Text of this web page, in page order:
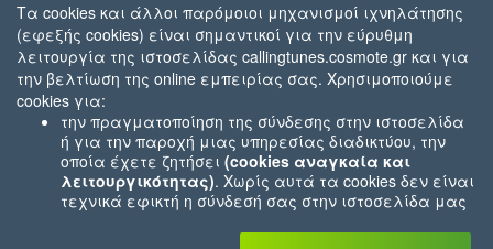
Τα cookies και άλλοι παρόμοιοι μηχανισμοί ιχνηλάτησης
(εφεξής cookies) είναι σημαντικοί για την εύρυθμη
λειτουργία της ιστοσελίδας callingtunes.cosmote.gr και για
την βελτίωση της online εμπειρίας σας. Χρησιμοποιούμε
cookies για:
την πραγματοποίηση της σύνδεσης στην ιστοσελίδα
ή για την παροχή μιας υπηρεσίας διαδικτύου, την
οποία έχετε ζητήσει (cookies αναγκαία και
λειτουργικότητας). Χωρίς αυτά τα cookies δεν είναι
τεχνικά εφικτή η σύνδεσή σας στην ιστοσελίδα μας
που εσείς μας ζητήσατε (π.χ.cookies που αφορούν